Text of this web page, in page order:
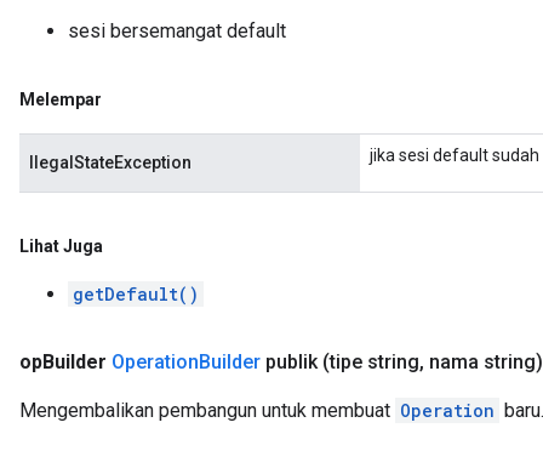
sesi bersemangat default
Melempar
IlegalStateException jika sesi default sudah
Lihat Juga
getDefault()
opBuilder OperationBuilder publik (tipe string, nama string)
Mengembalikan pembangun untuk membuat Operation baru.